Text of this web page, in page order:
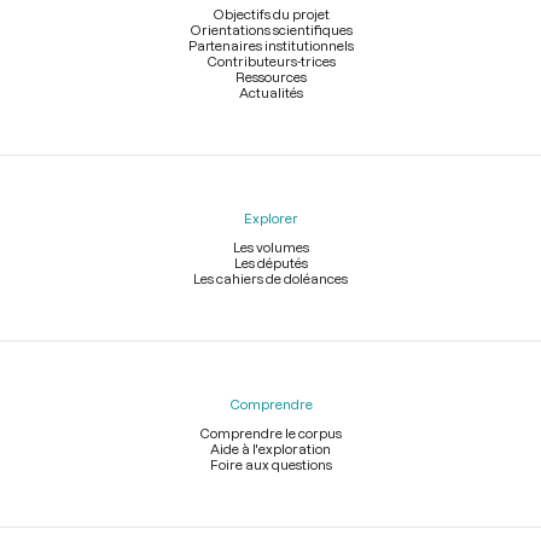
Objectifs du projet
Orientations scientifiques
Partenaires institutionnels
Contributeurs-trices
Ressources
Actualités
Explorer
Les volumes
Les députés
Les cahiers de doléances
Comprendre
Comprendre le corpus
Aide à l'exploration
Foire aux questions